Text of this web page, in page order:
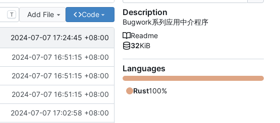
T Add File Code
2024-07-07 17:24:45 +08:00
2024-07-07 16:51:15 +08:00
2024-07-07 16:51:15 +08:00
2024-07-07 16:51:15 +08:00
2024-07-07 17:02:58 +08:00
Description
Bugwork系列应用中介程序
Readme
32KiB
Languages
Rust100%